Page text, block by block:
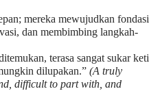
mereka mewujudkan fondasi
dan membimbing langkah-
terasa sangat sukar
dilupakan.” (A truly
difficult to part with, and